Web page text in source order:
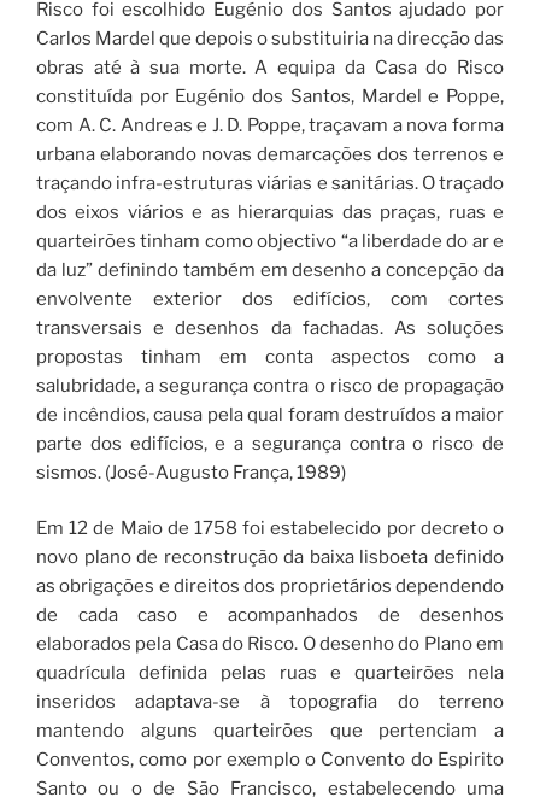
Risco foi escolhido Eugénio dos Santos ajudado por
Carlos Mardel que depois o substituiria na direcção das
obras até à sua morte. A equipa da Casa do Risco
constituída por Eugénio dos Santos, Mardel e Poppe,
com A. C. Andreas e J. D. Poppe, traçavam a nova forma
urbana elaborando novas demarcações dos terrenos e
traçando infra-estruturas viárias e sanitárias. O traçado
dos eixos viários e as hierarquias das praças, ruas e
quarteirões tinham como objectivo “a liberdade do ar e
da luz” definindo também em desenho a concepção da
envolvente exterior dos edifícios, com cortes
transversais e desenhos da fachadas. As soluções
propostas tinham em conta aspectos como a
salubridade, a segurança contra o risco de propagação
de incêndios, causa pela qual foram destruídos a maior
parte dos edifícios, e a segurança contra o risco de
sismos. (José-Augusto França, 1989)
Em 12 de Maio de 1758 foi estabelecido por decreto o
novo plano de reconstrução da baixa lisboeta definido
as obrigações e direitos dos proprietários dependendo
de cada caso e acompanhados de desenhos
elaborados pela Casa do Risco. O desenho do Plano em
quadrícula definida pelas ruas e quarteirões nela
inseridos adaptava-se à topografia do terreno
mantendo alguns quarteirões que pertenciam a
Conventos, como por exemplo o Convento do Espirito
Santo ou o de São Francisco, estabelecendo uma